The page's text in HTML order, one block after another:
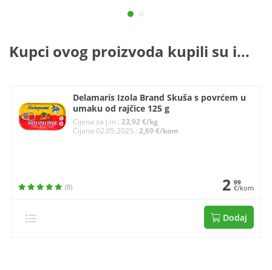
Kupci ovog proizvoda kupili su i...
Delamaris Izola Brand Skuša s povrćem u
umaku od rajčice 125 g
Cijena za j.m.: 23,92 €/kg
Cijena 02.05.2025.: 2,69 €/kom
(8) 2 99
€/kom
Dodaj